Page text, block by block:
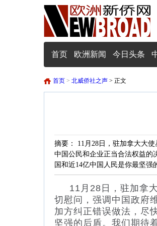
首页 欧洲新闻 今日头条
首页 > 北威侨社之声 > 正文
摘要： 11月28日，驻加拿大大
中国公民和企业正当合法权益的
国和近14亿中国人民是你最坚强
11月28日，驻加拿大
切慰问，强调中国政府
加方纠正错误做法，尽
坚强的后盾。我们期待